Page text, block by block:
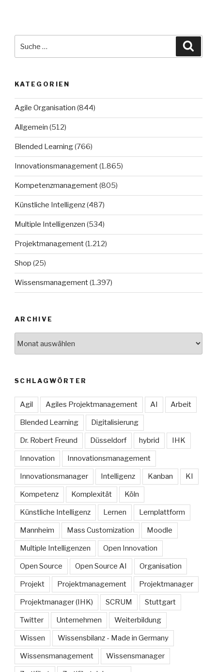
nach:
KATEGORIEN
Agile Organisation (844)
Allgemein (512)
Blended Learning(766)
Innovationsmanagement(1.865)
Kompetenzmanagement(805)
Künstliche Intelligenz(487)
Multiple Intelligenzen (534)
Projektmanagement(1.212)
Shop (25)
Wissensmanagement(1.397)
ARCHIVE
SCHLAGWÖRTER
Agil Agiles Projektmanagement AI Arbeit
Blended Learning Digitalisierung
Dr. Robert Freund Düsseldorf hybrid IHK
Innovation Innovationsmanagement
Innovationsmanager Intelligenz Kanban KI
Kompetenz Komplexität Köln
Künstliche Intelligenz Lernen Lernplattform
Mannheim Mass Customization Moodle
Multiple Intelligenzen Open Innovation
Open Source Open Source AI Organisation
Projekt Projektmanagement Projektmanager
Projektmanager (IHK) SCRUM Stuttgart
Twitter Unternehmen Weiterbildung
Wissen Wissensbilanz - Made in Germany
Wissensmanagement Wissensmanager